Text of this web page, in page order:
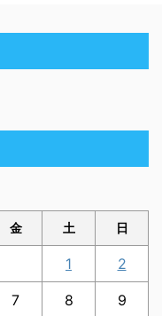
金 土 日
1 2
7 8 9